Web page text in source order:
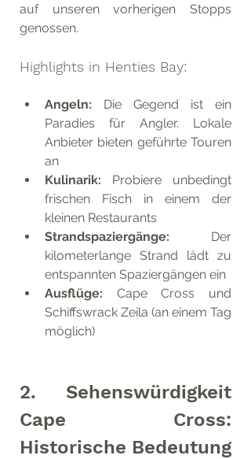
auf unseren vorherigen Stopps
genossen.
Highlights in Henties Bay:
Angeln: Die Gegend ist ein
Paradies für Angler. Lokale
Anbieter bieten geführte Touren
an
Kulinarik: Probiere unbedingt
frischen Fisch in einem der
kleinen Restaurants
Strandspaziergänge: Der
kilometerlange Strand lädt zu
entspannten Spaziergängen ein
Ausflüge: Cape Cross und
Schiffswrack Zeila (an einem Tag
möglich)
2. Sehenswürdigkeit
Cape Cross:
Historische Bedeutung